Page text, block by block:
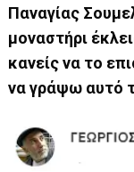
Παναγίας
μοναστήρι
κανείς να το
να γράψω αυτό